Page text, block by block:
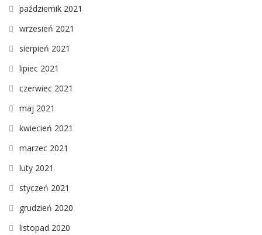
październik 2021
wrzesień 2021
sierpień 2021
lipiec 2021
czerwiec 2021
maj 2021
kwiecień 2021
marzec 2021
luty 2021
styczeń 2021
grudzień 2020
listopad 2020